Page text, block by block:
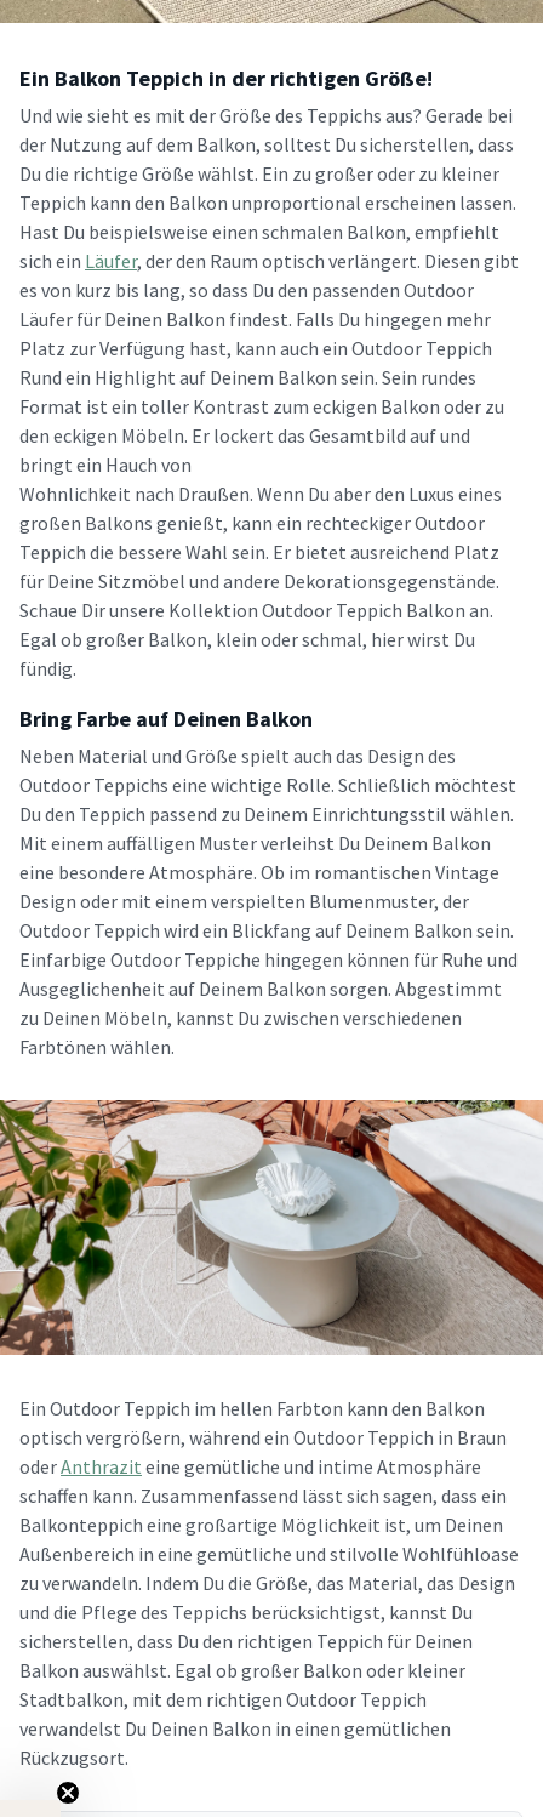
Ein Balkon Teppich in der richtigen Größe!
Und wie sieht es mit der Größe des Teppichs aus? Gerade bei
der Nutzung auf dem Balkon, solltest Du sicherstellen, dass
Du die richtige Größe wählst. Ein zu großer oder zu kleiner
Teppich kann den Balkon unproportional erscheinen lassen.
Hast Du beispielsweise einen schmalen Balkon, empfiehlt
sich ein Läufer, der den Raum optisch verlängert. Diesen gibt
es von kurz bis lang, so dass Du den passenden Outdoor
Läufer für Deinen Balkon findest. Falls Du hingegen mehr
Platz zur Verfügung hast, kann auch ein Outdoor Teppich
Rund ein Highlight auf Deinem Balkon sein. Sein rundes
Format ist ein toller Kontrast zum eckigen Balkon oder zu
den eckigen Möbeln. Er lockert das Gesamtbild auf und
bringt ein Hauch von
Wohnlichkeit nach Draußen. Wenn Du aber den Luxus eines
großen Balkons genießt, kann ein rechteckiger Outdoor
Teppich die bessere Wahl sein. Er bietet ausreichend Platz
für Deine Sitzmöbel und andere Dekorationsgegenstände.
Schaue Dir unsere Kollektion Outdoor Teppich Balkon an.
Egal ob großer Balkon, klein oder schmal, hier wirst Du
fündig.
Bring Farbe auf Deinen Balkon
Neben Material und Größe spielt auch das Design des
Outdoor Teppichs eine wichtige Rolle. Schließlich möchtest
Du den Teppich passend zu Deinem Einrichtungsstil wählen.
Mit einem auffälligen Muster verleihst Du Deinem Balkon
eine besondere Atmosphäre. Ob im romantischen Vintage
Design oder mit einem verspielten Blumenmuster, der
Outdoor Teppich wird ein Blickfang auf Deinem Balkon sein.
Einfarbige Outdoor Teppiche hingegen können für Ruhe und
Ausgeglichenheit auf Deinem Balkon sorgen. Abgestimmt
zu Deinen Möbeln, kannst Du zwischen verschiedenen
Farbtönen wählen.
Ein Outdoor Teppich im hellen Farbton kann den Balkon
optisch vergrößern, während ein Outdoor Teppich in Braun
oderAnthrazit eine gemütliche und intime Atmosphäre
schaffen kann. Zusammenfassend lässt sich sagen, dass ein
Balkonteppich eine großartige Möglichkeit ist, um Deinen
Außenbereich in eine gemütliche und stilvolle Wohlfühloase
zu verwandeln. Indem Du die Größe, das Material, das Design
und die Pflege des Teppichs berücksichtigst, kannst Du
sicherstellen, dass Du den richtigen Teppich für Deinen
Balkon auswählst. Egal ob großer Balkon oder kleiner
Stadtbalkon, mit dem richtigen Outdoor Teppich
verwandelst Du Deinen Balkon in einen gemütlichen
Rückzugsort.